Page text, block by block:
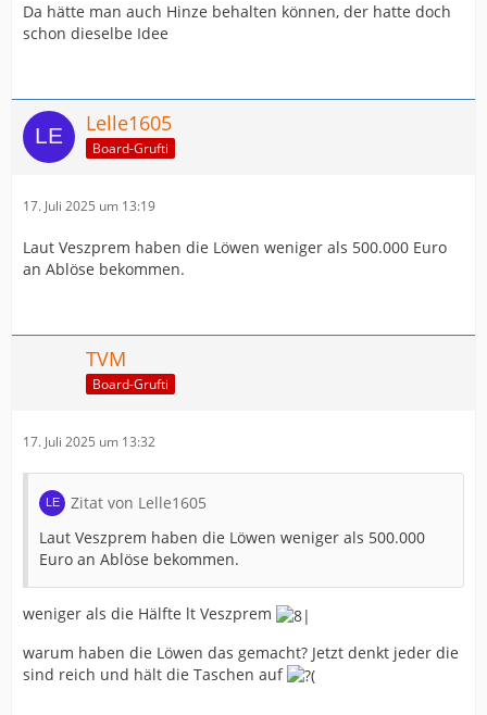
Da hätte man auch Hinze behalten können, der hatte doch
schon dieselbe Idee
Lelle1605
Board-Grufti
17. Juli 2025 um 13:19
Laut Veszprem haben die Löwen weniger als 500.000 Euro
an Ablöse bekommen.
TVM
Board-Grufti
17. Juli 2025 um 13:32
Zitat von Lelle1605
Laut Veszprem haben die Löwen weniger als 500.000
Euro an Ablöse bekommen.
weniger als die Hälfte lt Veszprem
warum haben die Löwen das gemacht? Jetzt denkt jeder die
sind reich und hält die Taschen auf